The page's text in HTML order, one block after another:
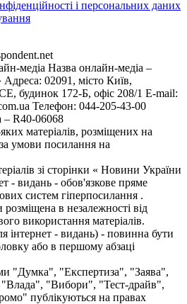
і персональних даних
медіа Назва онлайн-медіа –
02091, місто Київ,
172-Б, офіс 208/1 E-mail:
Телефон: 044-205-43-00
– R40-06068
матеріалів, розміщених на
за умови посилання на
зі сторінки « Новини України
- видань - обов'язкове пряме
систем гіперпосилання .
в незалежності від
використання матеріалів.
інтернет - видань) - повинна бути
або в першому абзаці
"Думка", "Експертиза", "Заява",
"Вибори", "Тест-драйв",
публікуються на правах